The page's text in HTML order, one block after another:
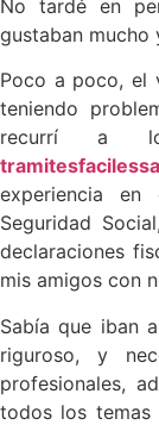
No tardé en
gustaban mucho
Poco a poco, el
teniendo
recurrí a
experiencia
Seguridad
declaraciones
mis amigos con
Sabía que iban
riguroso, y
profesionales,
todos los temas